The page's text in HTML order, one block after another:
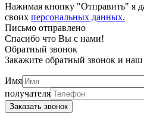
Нажимая кнопку "Отправить" я
своих персональных данных.
Письмо отправлено
Спасибо что Вы с нами!
Обратный звонок
Закажите обратный звонок и
Имя
получателя